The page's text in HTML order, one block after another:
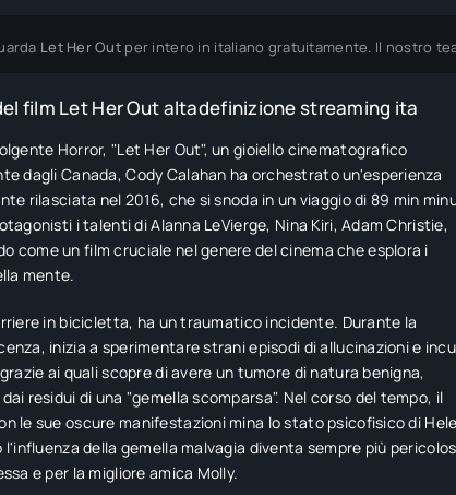
Let Her Out per intero in italiano gratuitamente. Il nostro
film Let Her Out altadefinizione streaming ita
Horror, "Let Her Out", un gioiello cinematografico
dagli Canada, Cody Calahan ha orchestrato un'esperienza
rilasciata nel 2016, che si snoda in un viaggio di 89 min
i talenti di Alanna LeVierge, Nina Kiri, Adam Christie,
come un film cruciale nel genere del cinema che esplora i
mente.
in bicicletta, ha un traumatico incidente. Durante la
inizia a sperimentare strani episodi di allucinazioni e
ai quali scopre di avere un tumore di natura benigna,
residui di una "gemella scomparsa". Nel corso del tempo, il
le sue oscure manifestazioni mina lo stato psicofisico di
della gemella malvagia diventa sempre più
e per la migliore amica Molly.